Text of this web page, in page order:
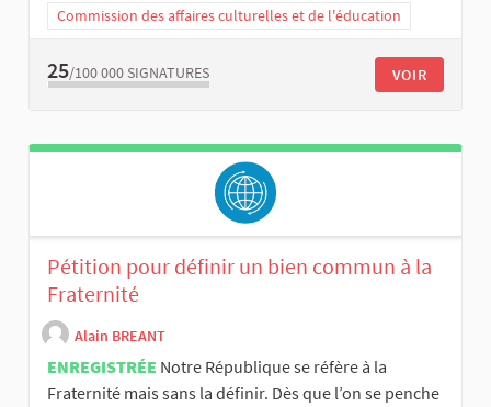
Commission des affaires culturelles et de l'éducation
25/100 000 SIGNATURES VOIR
Pétition pour définir un bien commun à la
Fraternité
Alain BREANT
ENREGISTRÉE Notre République se réfère à la
Fraternité mais sans la définir. Dès que l’on se penche